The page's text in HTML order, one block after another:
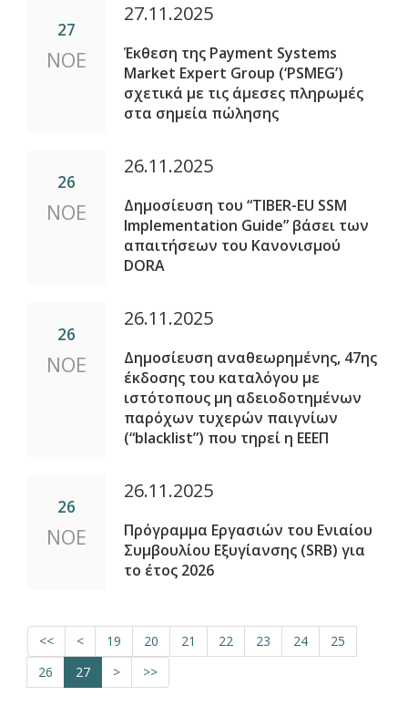
27
ΝΟΕ
27.11.2025
Έκθεση της Payment Systems
Market Expert Group (‘PSMEG’)
σχετικά με τις άμεσες πληρωμές
στα σημεία πώλησης
26
ΝΟΕ
26.11.2025
Δημοσίευση του “TIBER-EU SSM
Implementation Guide” βάσει των
απαιτήσεων του Κανονισμού
DORA
26
ΝΟΕ
26.11.2025
Δημοσίευση αναθεωρημένης, 47ης
έκδοσης του καταλόγου με
ιστότοπους μη αδειοδοτημένων
παρόχων τυχερών παιγνίων
(“blacklist”) που τηρεί η ΕΕΕΠ
26
ΝΟΕ
26.11.2025
Πρόγραμμα Εργασιών του Ενιαίου
Συμβουλίου Εξυγίανσης (SRB) για
το έτος 2026
<< < 19 20 21 22 23 24
25
26
27 > >>